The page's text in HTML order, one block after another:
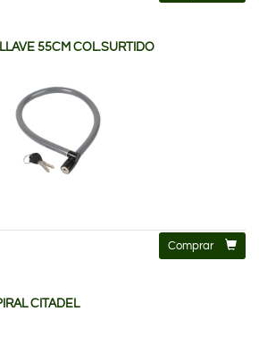
55CM COL.SURTIDO
Comprar
CITADEL